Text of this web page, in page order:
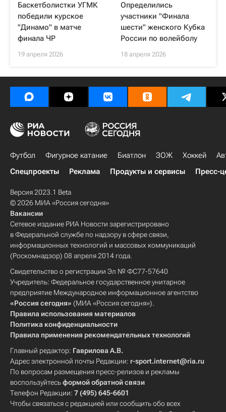
Баскетболистки УГМК
победили курское
"Динамо" в матче
финала ЧР
19 апреля 2026
Определились
участники "Финала
шести" женского Кубка
России по волейболу
18 апреля 2026
Футбол Фигурное катание Биатлон ЗОЖ Хоккей
Спецпроекты
Реклама Продукты и сервисы Пресс-
Версия 2023.1 Beta
© 2026 МИА «Россия сегодня»
Вакансии
Сетевое издание РИА Новости зарегистрировано
в Федеральной службе по надзору в сфере связи,
информационных технологий и массовых коммуникаций
(Роскомнадзор) 08 апреля 2014 года.
Свидетельство о регистрации Эл № ФС77-57640
Учредитель: Федеральное государственное унитарное
предприятие Международное информационное агентство
«Россия сегодня» (МИА «Россия сегодня»).
Правила использования материалов
Политика конфиденциальности
Правила применения рекомендательных технологий
Главный редактор: Гаврилова А.В.
Адрес электронной почты Редакции: r-sport.internet@ria.ru
По вопросам размещения пресс-релизов и рекламы
воспользуйтесьформой обратной связи
Телефон Редакции: 7 (495) 645-6601
Чтобы связаться с редакцией или сообщить обо всех